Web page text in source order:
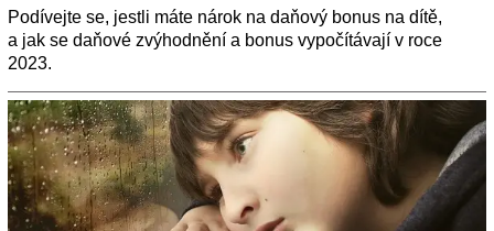
Podívejte se, jestli máte nárok na daňový bonus na dítě,
a jak se daňové zvýhodnění a bonus vypočítávají v roce
2023.